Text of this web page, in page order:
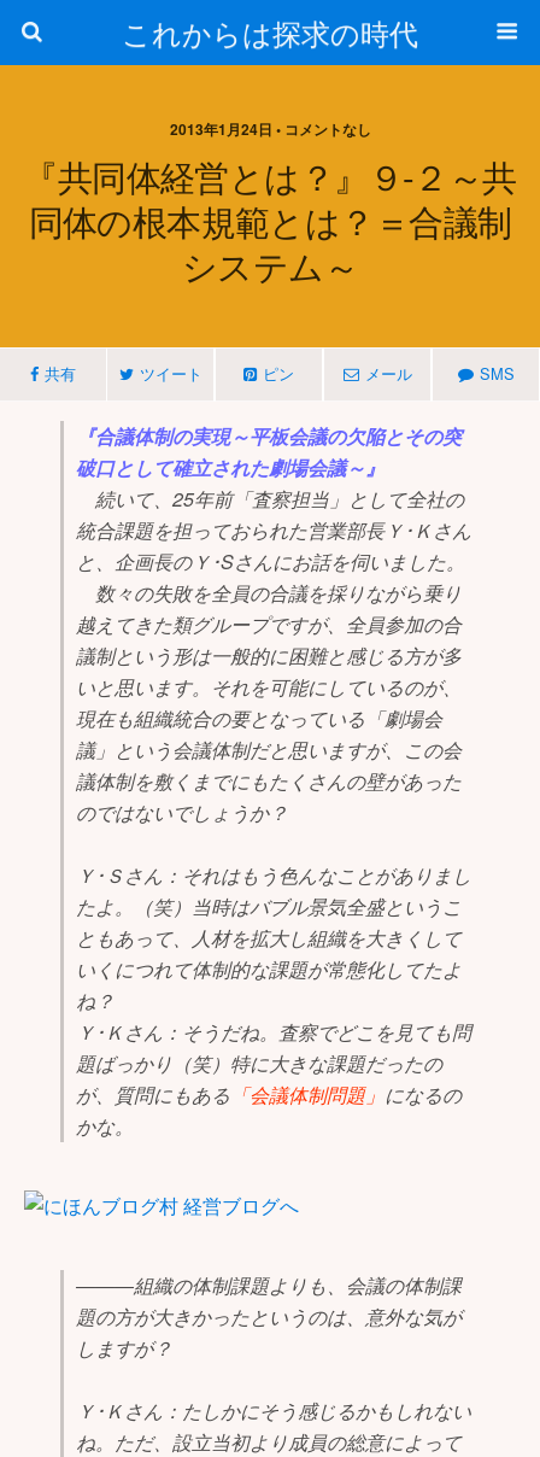
これからは探求の時代
2013年1月24日 • コメントなし
『共同体経営とは？』９-２～共
同体の根本規範とは？＝合議制
システム～
共有 ツイート ピン メール SMS
『合議体制の実現～平板会議の欠陥とその突
破口として確立された劇場会議～』
続いて、25年前「査察担当」として全社の
統合課題を担っておられた営業部長Ｙ･Ｋさん
と、企画長のＹ･Sさんにお話を伺いました。
数々の失敗を全員の合議を採りながら乗り
越えてきた類グループですが、全員参加の合
議制という形は一般的に困難と感じる方が多
いと思います。それを可能にしているのが、
現在も組織統合の要となっている「劇場会
議」という会議体制だと思いますが、この会
議体制を敷くまでにもたくさんの壁があった
のではないでしょうか？
Ｙ･Ｓさん：それはもう色んなことがありまし
たよ。（笑）当時はバブル景気全盛というこ
ともあって、人材を拡大し組織を大きくして
いくにつれて体制的な課題が常態化してたよ
ね？
Ｙ･Ｋさん：そうだね。査察でどこを見ても問
題ばっかり（笑）特に大きな課題だったの
が、質問にもある 「会議体制問題」 になるの
かな。
―――組織の体制課題よりも、会議の体制課
題の方が大きかったというのは、意外な気が
しますが？
Ｙ･Ｋさん：たしかにそう感じるかもしれない
ね。ただ、設立当初より成員の総意によって